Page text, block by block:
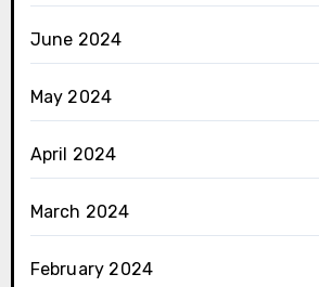
June 2024
May 2024
April 2024
March 2024
February 2024